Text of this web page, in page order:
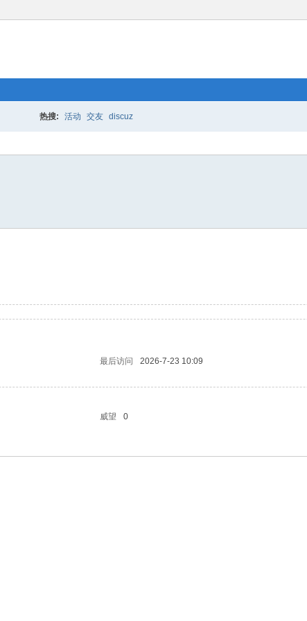
热搜: 活动 交友 discuz
最后访问 2026-7-23 10:09
威望 0